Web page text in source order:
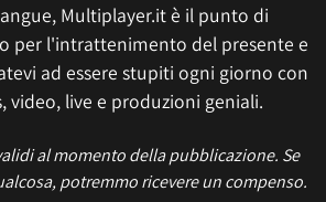
Multiplayer.it è il punto di
per l'intrattenimento del presente e
ad essere stupiti ogni giorno con
video, live e produzioni geniali.
al momento della pubblicazione. Se
potremmo ricevere un compenso.